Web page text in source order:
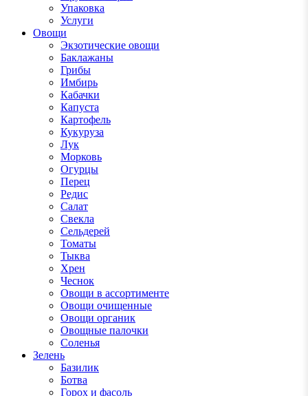
Упаковка
Услуги
Овощи
Экзотические овощи
Баклажаны
Грибы
Имбирь
Кабачки
Капуста
Картофель
Кукуруза
Лук
Морковь
Огурцы
Перец
Редис
Салат
Свекла
Сельдерей
Томаты
Тыква
Хрен
Чеснок
Овощи в ассортименте
Овощи очищенные
Овощи органик
Овощные палочки
Соленья
Зелень
Базилик
Ботва
Горох и фасоль